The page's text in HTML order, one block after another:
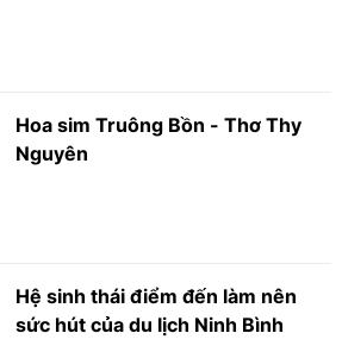
Hoa sim Truông Bồn - Thơ Thy
Nguyên
Hệ sinh thái điểm đến làm nên
sức hút của du lịch Ninh Bình